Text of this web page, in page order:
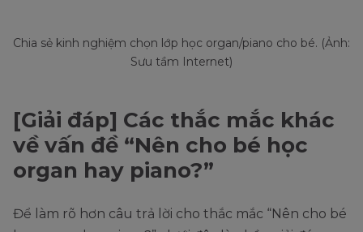
Chia sẻ kinh nghiệm chọn lớp học organ/piano cho bé. (Ảnh:
Sưu tầm Internet)
[Giải đáp] Các thắc mắc khác
về vấn đề “Nên cho bé học
organ hay piano?”
Để làm rõ hơn câu trả lời cho thắc mắc “Nên cho bé